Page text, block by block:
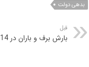
بدهی دولت
قبل
بارش برف و باران در 14 استان‌ کشور